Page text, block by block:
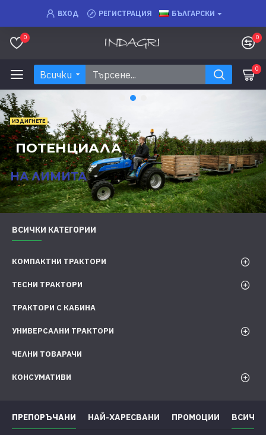
ВХОД РЕГИСТРАЦИЯ БЪЛГАРСКИ
0 0
Всички 0
И
ВСИЧКИ КАТЕГОРИИ
КОМПАКТНИ ТРАКТОРИ
ТЕСНИ ТРАКТОРИ
ТРАКТОРИ С КАБИНА
УНИВЕРСАЛНИ ТРАКТОРИ
ЧЕЛНИ ТОВАРАЧИ
КОНСУМАТИВИ
ПРЕПОРЪЧАНИ НАЙ-ХАРЕСВАНИ ПРОМОЦИИ